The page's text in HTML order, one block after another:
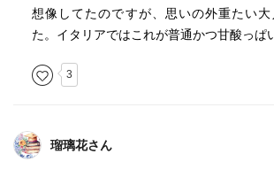
想像してたのですが、思いの外重たい
た。イタリアではこれが普通かつ甘酸っぱ
3
瑠璃花さん